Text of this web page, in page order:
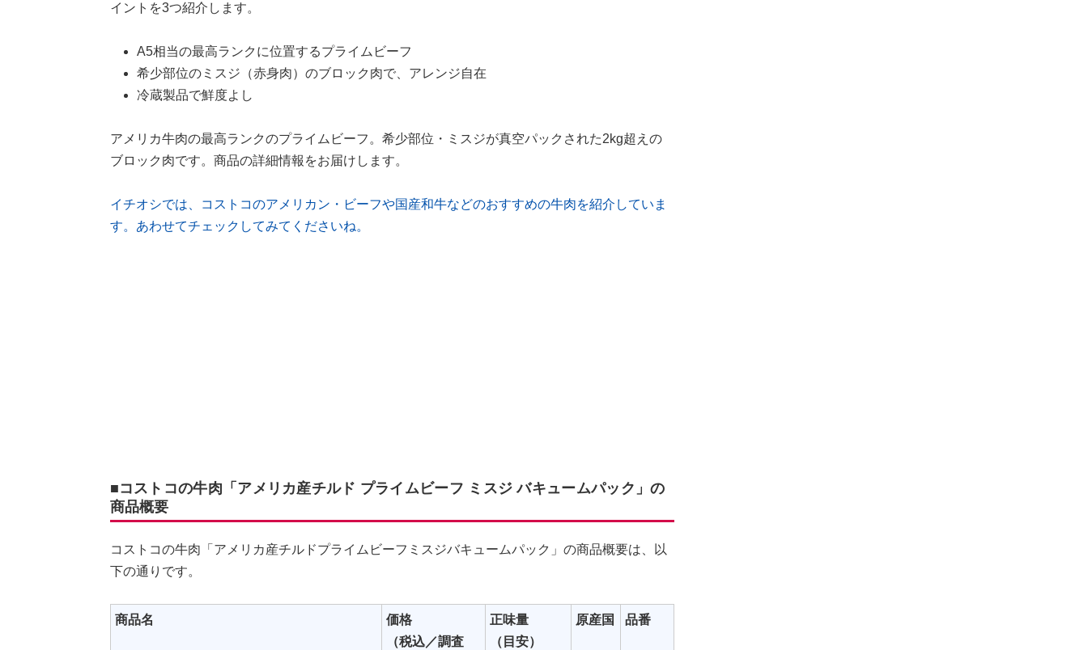
イントを3つ紹介します。
A5相当の最高ランクに位置するプライムビーフ
希少部位のミスジ（赤身肉）のブロック肉で、アレンジ自在
冷蔵製品で鮮度よし
アメリカ牛肉の最高ランクのプライムビーフ。希少部位・ミスジが真空パックされた2kg超えの
ブロック肉です。商品の詳細情報をお届けします。
イチオシでは、コストコのアメリカン・ビーフや国産和牛などのおすすめの牛肉を紹介していま
す。あわせてチェックしてみてくださいね。
■コストコの牛肉「アメリカ産チルド プライムビーフ ミスジ バキュームパック」の
商品概要
コストコの牛肉「アメリカ産チルドプライムビーフミスジバキュームパック」の商品概要は、以
下の通りです。
商品名
価格
（税込／調査
正味量
（目安）
原産国 品番